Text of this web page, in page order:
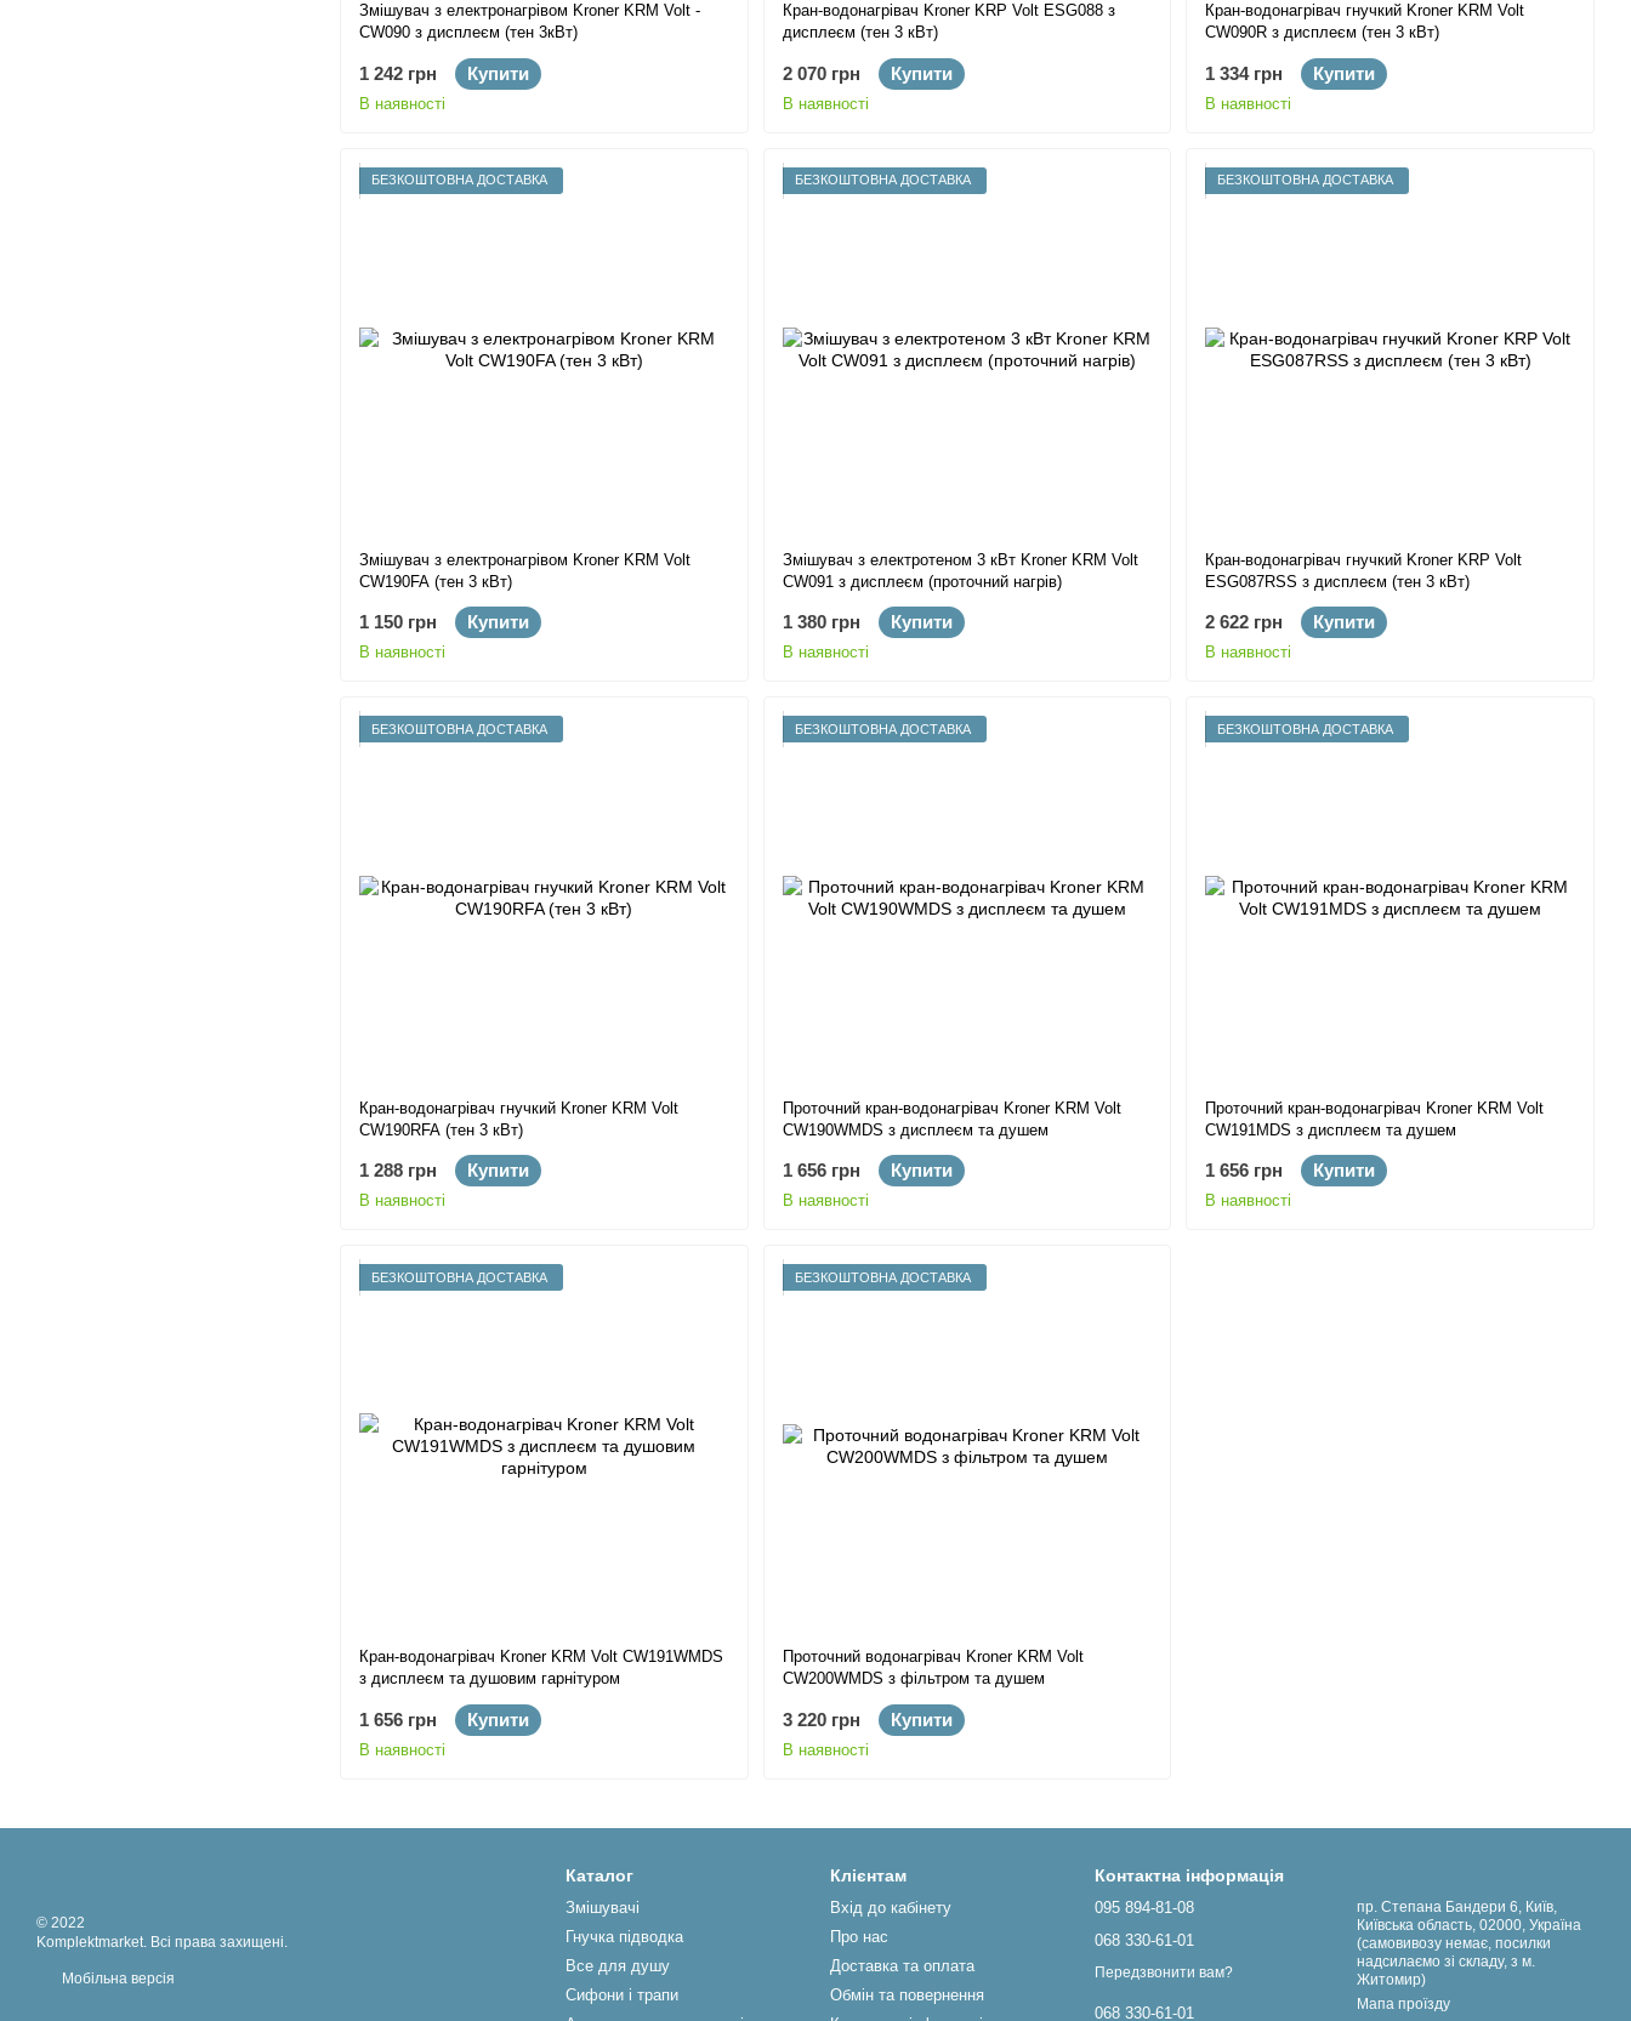
Змішувач з електронагрівом Kroner KRM Volt -
CW090 з дисплеєм (тен 3кВт)
1 242 грн Купити
В наявності
Кран-водонагрівач Kroner KRP Volt ESG088 з
дисплеєм (тен 3 кВт)
2 070 грн Купити
В наявності
Кран-водонагрівач гнучкий Kroner KRM Volt
CW090R з дисплеєм (тен 3 кВт)
1 334 грн Купити
В наявності
БЕЗКОШТОВНА ДОСТАВКА
Змішувач з електронагрівом Kroner KRM Volt
CW190FA (тен 3 кВт)
1 150 грн Купити
В наявності
БЕЗКОШТОВНА ДОСТАВКА
Змішувач з електротеном 3 кВт Kroner KRM Volt
CW091 з дисплеєм (проточний нагрів)
1 380 грн Купити
В наявності
БЕЗКОШТОВНА ДОСТАВКА
Кран-водонагрівач гнучкий Kroner KRP Volt
ESG087RSS з дисплеєм (тен 3 кВт)
2 622 грн Купити
В наявності
БЕЗКОШТОВНА ДОСТАВКА
Кран-водонагрівач гнучкий Kroner KRM Volt
CW190RFA (тен 3 кВт)
1 288 грн Купити
В наявності
БЕЗКОШТОВНА ДОСТАВКА
Проточний кран-водонагрівач Kroner KRM Volt
CW190WMDS з дисплеєм та душем
1 656 грн Купити
В наявності
БЕЗКОШТОВНА ДОСТАВКА
Проточний кран-водонагрівач Kroner KRM Volt
CW191MDS з дисплеєм та душем
1 656 грн Купити
В наявності
БЕЗКОШТОВНА ДОСТАВКА
Кран-водонагрівач Kroner KRM Volt CW191WMDS
з дисплеєм та душовим гарнітуром
1 656 грн Купити
В наявності
БЕЗКОШТОВНА ДОСТАВКА
Проточний водонагрівач Kroner KRM Volt
CW200WMDS з фільтром та душем
3 220 грн Купити
В наявності
© 2022
Komplektmarket. Всі права захищені.
Мобільна версія
Каталог
Змішувачі
Гнучка підводка
Все для душу
Сифони і трапи
Клієнтам
Вхід до кабінету
Про нас
Доставка та оплата
Обмін та повернення
Контактна інформація
095 894-81-08
068 330-61-01
Передзвонити вам?
068 330-61-01
пр. Степана Бандери 6, Київ,
Київська область, 02000, Україна
(самовивозу немає, посилки
надсилаємо зі складу, з м.
Житомир)
Мапа проїзду